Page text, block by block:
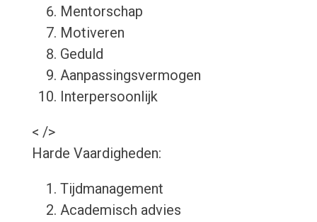
Mentorschap
Motiveren
Geduld
Aanpassingsvermogen
Interpersoonlijk
< />
Harde Vaardigheden:
Tijdmanagement
Academisch advies